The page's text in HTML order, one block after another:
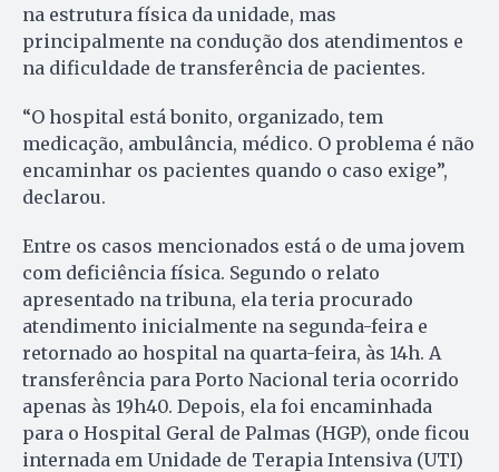
na estrutura física da unidade, mas
principalmente na condução dos atendimentos e
na dificuldade de transferência de pacientes.
“O hospital está bonito, organizado, tem
medicação, ambulância, médico. O problema é não
encaminhar os pacientes quando o caso exige”,
declarou.
Entre os casos mencionados está o de uma jovem
com deficiência física. Segundo o relato
apresentado na tribuna, ela teria procurado
atendimento inicialmente na segunda-feira e
retornado ao hospital na quarta-feira, às 14h. A
transferência para Porto Nacional teria ocorrido
apenas às 19h40. Depois, ela foi encaminhada
para o Hospital Geral de Palmas (HGP), onde ficou
internada em Unidade de Terapia Intensiva (UTI)